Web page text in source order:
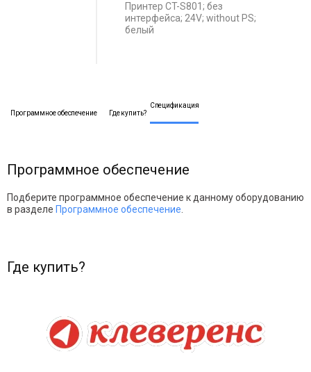
Принтер CT-S801; без
интерфейса; 24V; without PS;
белый
Программное обеспечение Где купить?
Спецификация
Программное обеспечение
Подберите программное обеспечение к данному оборудованию
в разделе Программное обеспечение
Где купить?